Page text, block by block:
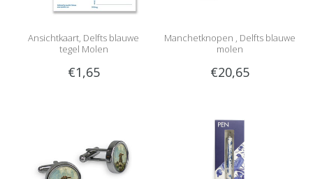
Ansichtkaart, Delfts blauwe
tegel Molen
€1,65
Manchetknopen , Delfts blauwe
molen
€20,65